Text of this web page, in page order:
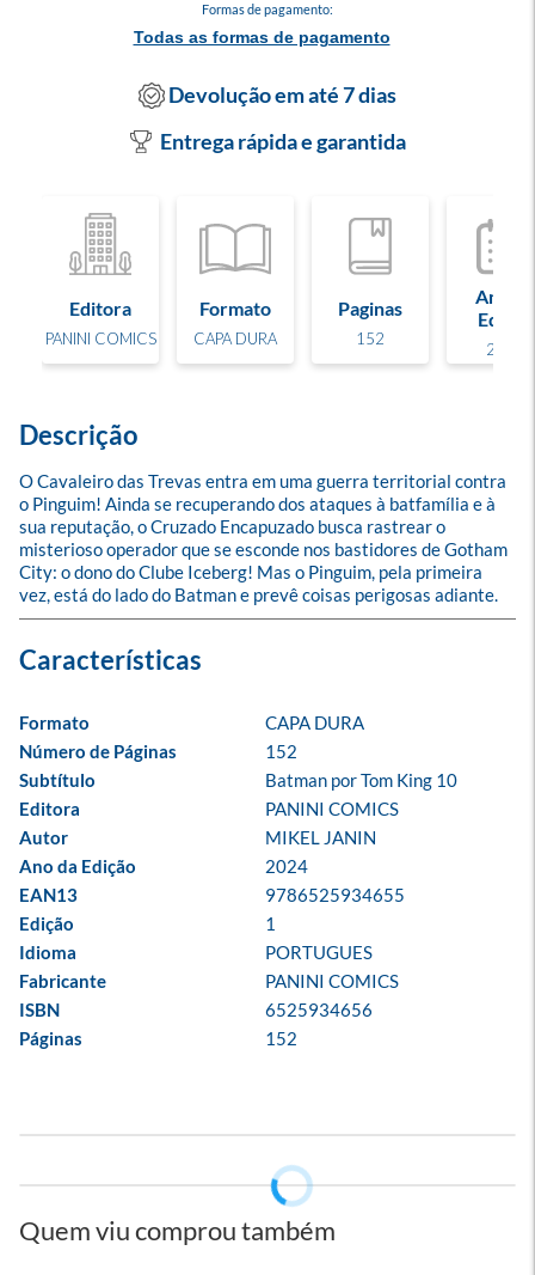
Formas de pagamento:
Todas as formas de pagamento
Devolução em até 7 dias
Entrega rápida e garantida
Editora
PANINI COMICS
Formato
CAPA DURA
Paginas
152
Ano de
Edição
2024
Descrição
O Cavaleiro das Trevas entra em uma guerra territorial contra
o Pinguim! Ainda se recuperando dos ataques à batfamília e à
sua reputação, o Cruzado Encapuzado busca rastrear o
misterioso operador que se esconde nos bastidores de Gotham
City: o dono do Clube Iceberg! Mas o Pinguim, pela primeira
vez, está do lado do Batman e prevê coisas perigosas adiante.
Formato
CAPA DURA
Número de Páginas
152
Subtítulo
Batman por Tom King 10
Editora
PANINI COMICS
Autor
MIKEL JANIN
Ano da Edição
2024
EAN13
9786525934655
Edição
1
Idioma
PORTUGUES
Fabricante
PANINI COMICS
ISBN
6525934656
Páginas
152
Quem viu comprou também